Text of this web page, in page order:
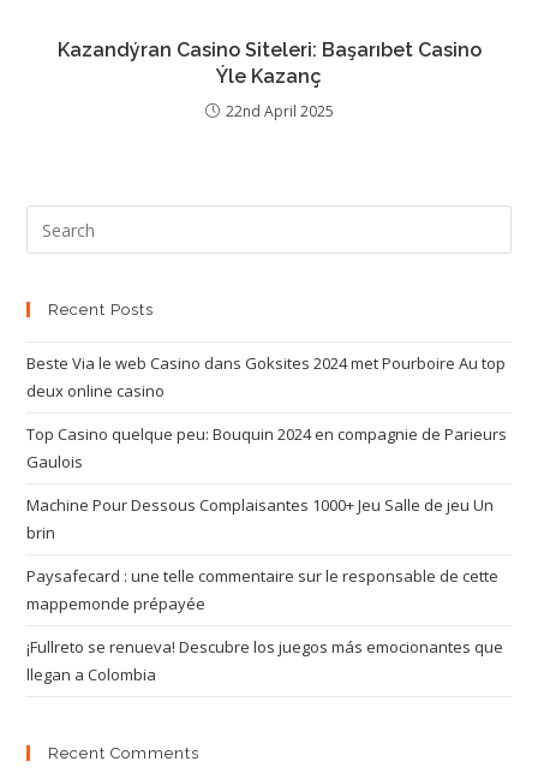
Kazandýran Casino Siteleri: Başarıbet Casino
Ýle Kazanç
22nd April 2025
Recent Posts
Beste Via le web Casino dans Goksites 2024 met Pourboire Au top
deux online casino
Top Casino quelque peu: Bouquin 2024 en compagnie de Parieurs
Gaulois
Machine Pour Dessous Complaisantes 1000+ Jeu Salle de jeu Un
brin
Paysafecard : une telle commentaire sur le responsable de cette
mappemonde prépayée
¡Fullreto se renueva! Descubre los juegos más emocionantes que
llegan a Colombia
Recent Comments